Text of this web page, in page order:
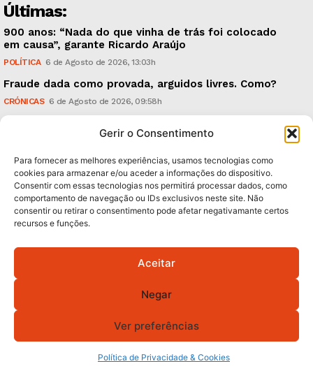
Gerir o Consentimento
Para fornecer as melhores experiências, usamos tecnologias como
cookies para armazenar e/ou aceder a informações do dispositivo.
Consentir com essas tecnologias nos permitirá processar dados, como
comportamento de navegação ou IDs exclusivos neste site. Não
consentir ou retirar o consentimento pode afetar negativamante certos
recursos e funções.
Aceitar
Negar
Ver preferências
Política de Privacidade & Cookies
Últimas:
900 anos: “Nada do que vinha de trás foi colocado
em causa”, garante Ricardo Araújo
POLÍTICA 6 de Agosto de 2026, 13:03h
Fraude dada como provada, arguidos livres. Como?
CRÓNICAS 6 de Agosto de 2026, 09:58h
Subscreva Newsletter:
QUERO ADERIR
Política de Privacidade
© 2026 GA! Todos os direitos reservados.